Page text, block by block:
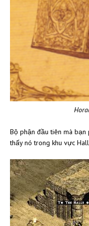
Horadric
Bộ phận đầu tiên mà bạn
thấy nó trong khu vực